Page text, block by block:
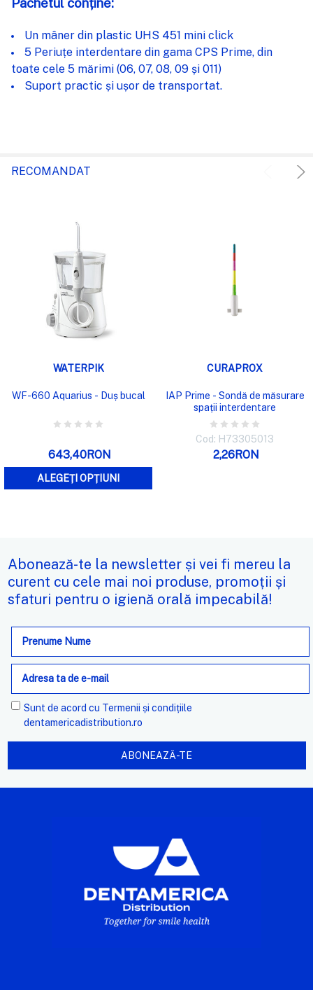
Un mâner din plastic UHS 451 mini click
5 Periuțe interdentare din gama CPS Prime, din
toate cele 5 mărimi (06, 07, 08, 09 și 011)
Suport practic și ușor de transportat.
RECOMANDAT
WATERPIK
WF-660 Aquarius - Duș bucal
643,40RON
ALEGEȚI OPȚIUNI
CURAPROX
IAP Prime - Sondă de măsurare
spații interdentare
Cod: H73305013
2,26RON
Abonează-te la newsletter și vei fi mereu la
curent cu cele mai noi produse, promoții și
sfaturi pentru o igienă orală impecabilă!
Adresa
e-
mail
Sunt de acord cu Termenii și condițiile
dentamericadistribution.ro